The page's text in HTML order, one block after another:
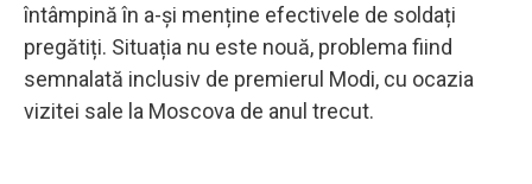
întâmpină în a-și menține efectivele de soldați
pregătiți. Situația nu este nouă, problema fiind
semnalată inclusiv de premierul Modi, cu ocazia
vizitei sale la Moscova de anul trecut.